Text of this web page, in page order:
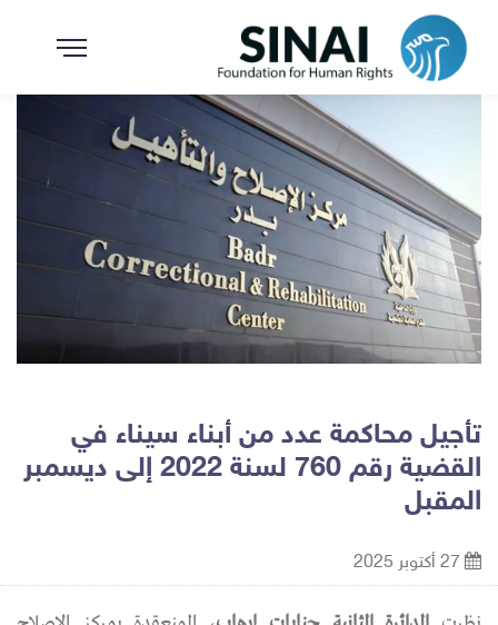
تأجيل محاكمة عدد من أبناء سيناء في
القضية رقم 760 لسنة 2022 إلى ديسمبر
المقبل